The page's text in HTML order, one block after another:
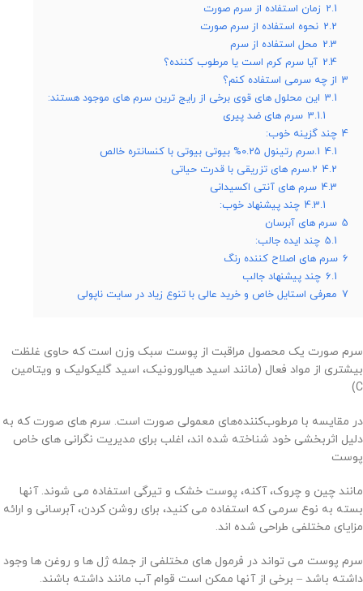
2.1 زمان استفاده از سرم صورت
2.2 نحوه استفاده از سرم صورت
2.3 محل استفاده از سرم
2.4 آیا سرم کرم است یا مرطوب کننده؟
3 از چه سرمی استفاده کنم؟
3.1 این محلول های قوی برخی از رایج ترین سرم های موجود هستند:
3.1.1 سرم های ضد پیری
4 چند گزینه خوب:
4.1 1.سرم رتینول 0.25% بیوتی بیوتی با کنسانتره خالص
4.2 2.سرم های تزریقی با قدرت حیاتی
4.3 سرم های آنتی اکسیدانی
4.3.1 چند پیشنهاد خوب:
5 سرم های آبرسان
5.1 چند ایده جالب:
6 سرم های اصلاح کننده رنگ
6.1 چند پیشنهاد جالب
7 معرفی استایل خاص و خرید عالی با تنوع زیاد در سایت ناپولی
سرم صورت یک محصول مراقبت از پوست سبک وزن است که حاوی غلظت
بیشتری از مواد فعال (مانند اسید هیالورونیک، اسید گلیکولیک و ویتامین
C)
در مقایسه با مرطوب‌کننده‌های معمولی صورت است. سرم های صورت که به
دلیل اثربخشی خود شناخته شده اند، اغلب برای مدیریت نگرانی های خاص
پوست
مانند چین و چروک، آکنه، پوست خشک و تیرگی استفاده می شوند. آنها
بسته به نوع سرمی که استفاده می کنید، برای روشن کردن، آبرسانی و ارائه
مزایای مختلفی طراحی شده اند.
سرم پوست می تواند در فرمول های مختلفی از جمله ژل ها و روغن ها وجود
داشته باشد – برخی از آنها ممکن است قوام آب مانند داشته باشند.